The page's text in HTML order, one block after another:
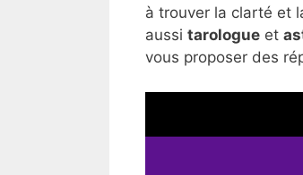
à trouver la clarté et
aussi tarologue et
vous proposer des